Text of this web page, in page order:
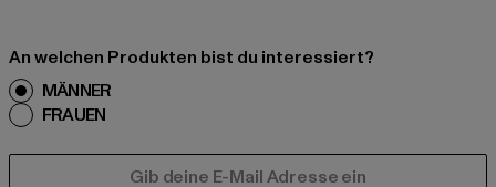
An welchen Produkten bist du interessiert?
MÄNNER
FRAUEN